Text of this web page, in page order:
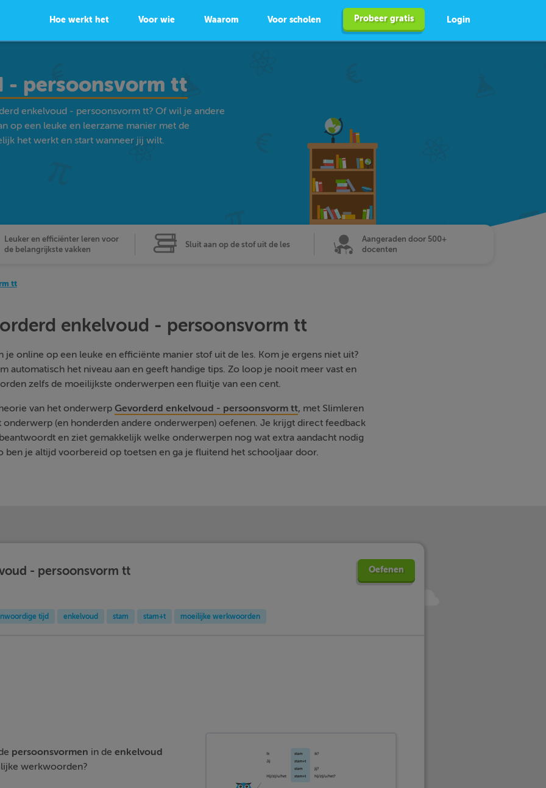
Hoe werkt het Voor wie Waarom Voor scholen Probeer gratis Login
- persoonsvorm tt
enkelvoud - persoonsvorm tt? Of wil je andere
op een leuke en leerzame manier met de
het werkt en start wanneer jij wilt.
Leuker en efficiënter leren voor
de belangrijkste vakken
Sluit aan op de stof uit de les
Aangeraden door 500+
docenten
tt
enkelvoud - persoonsvorm tt
je online op een leuke en efficiënte manier stof uit de les. Kom je ergens niet uit?
automatisch het niveau aan en geeft handige tips. Zo loop je nooit meer vast en
zelfs de moeilijkste onderwerpen een fluitje van een cent.
van het onderwerpGevorderd enkelvoud - persoonsvorm tt, met Slimleren
onderwerp (en honderden andere onderwerpen) oefenen. Je krijgt direct feedback
en ziet gemakkelijk welke onderwerpen nog wat extra aandacht nodig
ben je altijd voorbereid op toetsen en ga je fluitend het schooljaar door.
- persoonsvorm tt Oefenen
tijd enkelvoud stam stam+t moeilijke werkwoorden
persoonsvormen in de enkelvoud
werkwoorden?